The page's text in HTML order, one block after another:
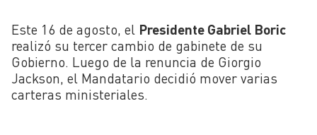
Este 16 de agosto, el Presidente Gabriel Boric
realizó su tercer cambio de gabinete de su
Gobierno. Luego de la renuncia de Giorgio
Jackson, el Mandatario decidió mover varias
carteras ministeriales.